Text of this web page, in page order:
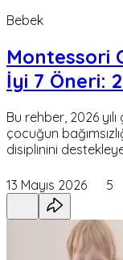
Bebek
Montessori
İyi 7 Öneri:
Bu rehber, 2026 yılı
çocuğun
disiplinini
13 Mayıs 2026 5